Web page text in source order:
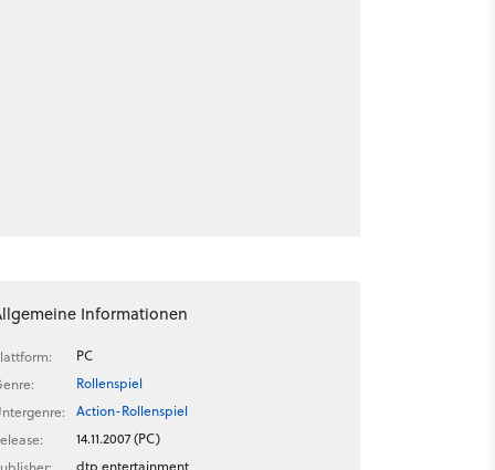
Informationen
PC
Rollenspiel
Action-Rollenspiel
14.11.2007 (PC)
dtp entertainment